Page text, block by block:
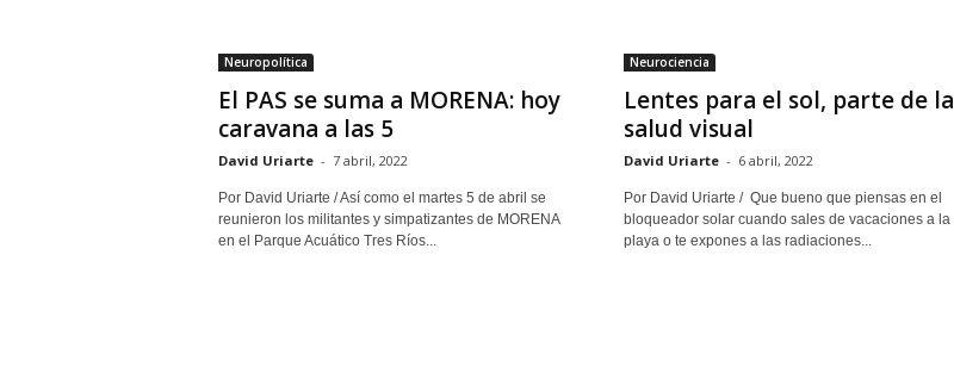
Neuropolítica
El PAS se suma a MORENA: hoy
caravana a las 5
David Uriarte - 7 abril, 2022
Por David Uriarte / Así como el martes 5 de abril se
reunieron los militantes y simpatizantes de MORENA
en el Parque Acuático Tres Ríos...
Neurociencia
Lentes para el sol, parte de la
salud visual
David Uriarte - 6 abril, 2022
Por David Uriarte / Que bueno que piensas en el
bloqueador solar cuando sales de vacaciones a la
playa o te expones a las radiaciones...